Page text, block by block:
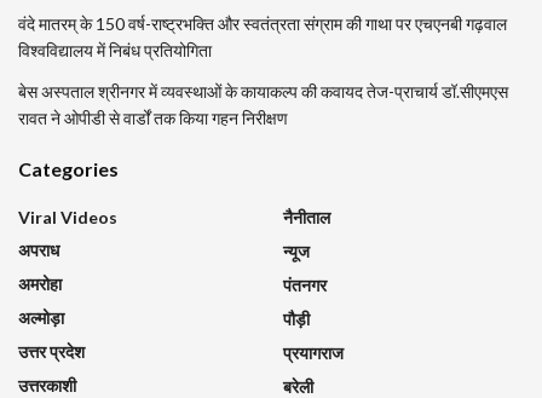
वंदे मातरम् के 150 वर्ष-राष्ट्रभक्ति और स्वतंत्रता संग्राम की गाथा पर एचएनबी गढ़वाल
विश्वविद्यालय में निबंध प्रतियोगिता
बेस अस्पताल श्रीनगर में व्यवस्थाओं के कायाकल्प की कवायद तेज-प्राचार्य डॉ.सीएमएस
रावत ने ओपीडी से वार्डों तक किया गहन निरीक्षण
Categories
Viral Videos
अपराध
अमरोहा
अल्मोड़ा
उत्तर प्रदेश
उत्तरकाशी
नैनीताल
न्यूज
पंतनगर
पौड़ी
प्रयागराज
बरेली